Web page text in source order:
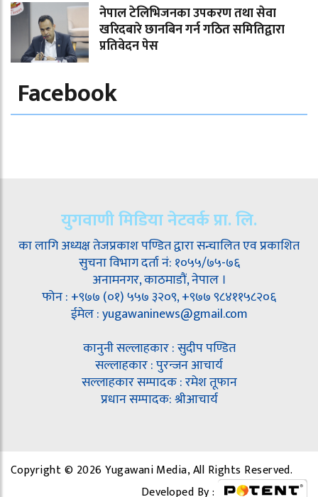
नेपाल टेलिभिजनका उपकरण तथा सेवा
खरिदबारे छानबिन गर्न गठित समितिद्वारा
प्रतिवेदन पेस
Facebook
युगवाणी मिडिया नेटवर्क प्रा. लि.
का लागि अध्यक्ष तेजप्रकाश पण्डित द्वारा सन्चालित एव प्रकाशित
सुचना विभाग दर्ता नं: १०५५/७५-७६
अनामनगर, काठमाडौं, नेपाल ।
फोन : +९७७ (०१) ५५७ ३२०९, +९७७ ९८४११५८२०६
ईमेल : yugawaninews@gmail.com
कानुनी सल्लाहकार : सुदीप पण्डित
सल्लाहकार : पुरन्जन आचार्य
सल्लाहकार सम्पादक : रमेश तूफान
प्रधान सम्पादक: श्रीआचार्य
Copyright © 2026 Yugawani Media, All Rights Reserved.
Developed By :